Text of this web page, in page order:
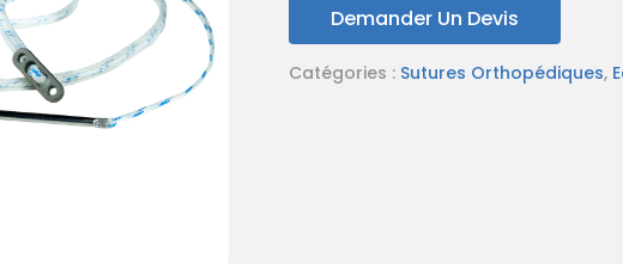
Demander Un Devis
Catégories : Sutures Orthopédiques,